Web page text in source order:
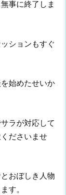
事に終了しま
ションもすぐ
始めたせいか
ラが対応して
ださいませ
おぼしき人物
す。